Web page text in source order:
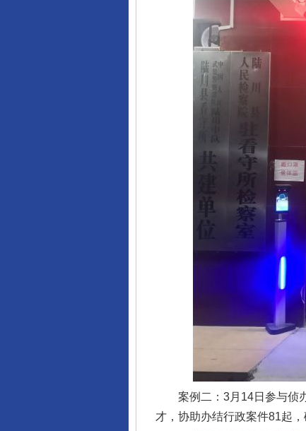
案例二：3月14日参与侦办
才，协助办结行政案件81起，